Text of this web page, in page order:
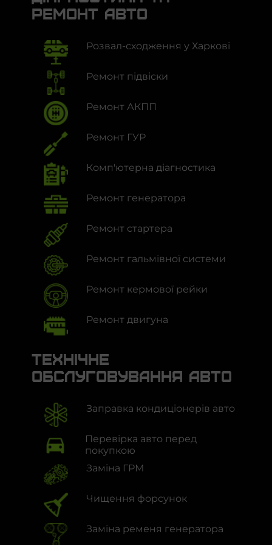
ремонт авто
Розвал-сходження у Харкові
Ремонт підвіски
Ремонт АКПП
Ремонт ГУР
Комп'ютерна діагностика
Ремонт генератора
Ремонт стартера
Ремонт гальмівної системи
Ремонт кермової рейки
Ремонт двигуна
Ремонт електрики
Ремонт зчеплення
Проточка гальмівних дисків
Ремонт ЕБУ
Ремонт ГБЦ
Заміна підшипника маточини
Технiчне
обслуговування авто
Заправка кондиціонерів авто
Перевірка авто перед
покупкою
Заміна ГРМ
Чищення форсунок
Заміна ременя генератора